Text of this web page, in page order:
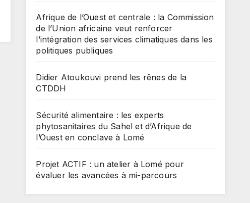
Afrique de l’Ouest et centrale : la Commission
de l’Union africaine veut renforcer
l’intégration des services climatiques dans les
politiques publiques
Didier Atoukouvi prend les rênes de la
CTDDH
Sécurité alimentaire : les experts
phytosanitaires du Sahel et d’Afrique de
l’Ouest en conclave à Lomé
Projet ACTIF : un atelier à Lomé pour
évaluer les avancées à mi-parcours